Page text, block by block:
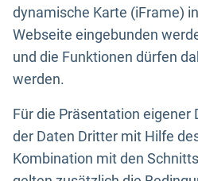
dynamische Karte (iFrame)
Webseite eingebunden
und die Funktionen dürfen
werden.
Für die Präsentation eigener
der Daten Dritter mit Hilfe
Kombination mit den